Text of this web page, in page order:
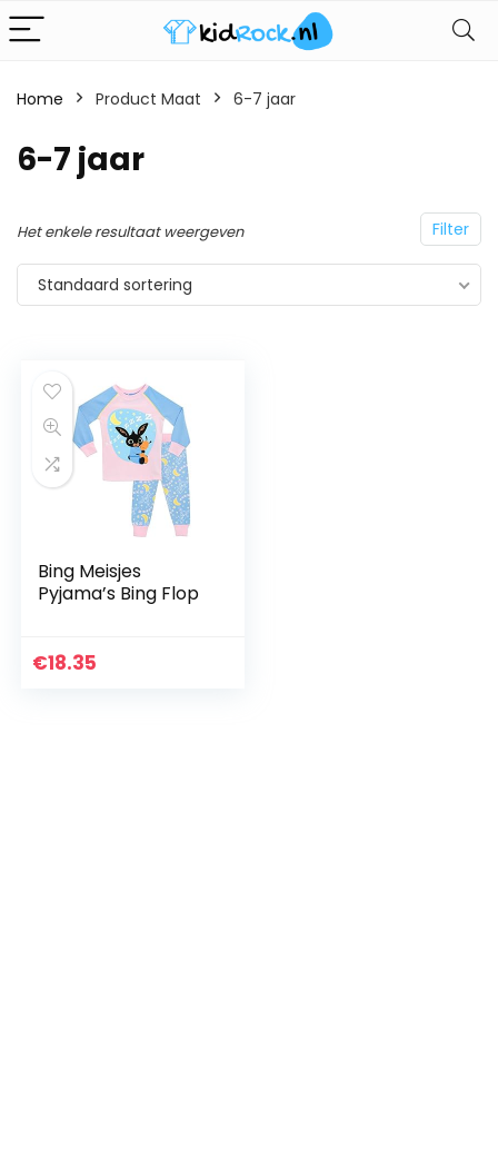
Home Product Maat 6-7 jaar
6-7 jaar
Filter
Het enkele resultaat weergeven
Standaard sortering
Bing Meisjes
Pyjama’s Bing Flop
€18.35